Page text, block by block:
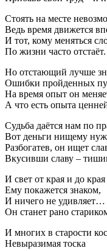
Стоять на месте
Ведь время движется
И тот, кому меняться
По жизни часто отстаёт.
Но отстающий лучше
Ошибки пройденных
На время опыт он
А что есть опыта
Cудьба даётся нам по
Вот деньги нищему
Разбогатев, он ищет
Вкусивши славу –
И свет от края и до края
Ему покажется знаком,
И ничего не удивляет…
Он станет рано
И многих в старости
Невыразимая тоска